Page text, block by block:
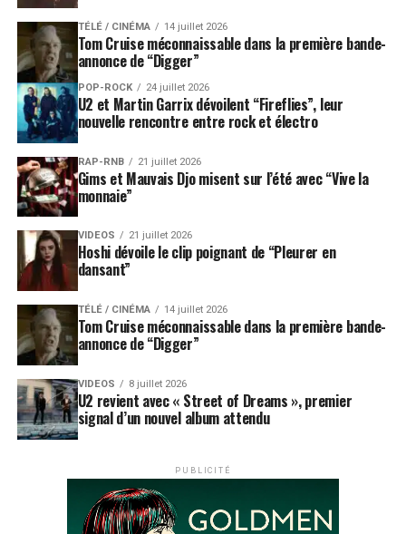
émotion et mémoire du cinéma
Cette édition 2026 du Festival de Cannes confirme une
nouvelle fois la force médiatique de l’événement. Entre
les films en compétition, les montées des marches, les
stars internationales et les hommages prestigieux, la
Croisette concentre pendant douze jours l’attention du
cinéma mondial.
L’absence de Barbra Streisand ajoute une note plus
intime à cette mécanique spectaculaire. Elle rappelle
que derrière les symboles, les récompenses et les
cérémonies, il y a aussi des trajectoires humaines, des
corps fatigués, des carrières longues et des artistes
entrés dans une autre temporalité.
LaPalme d’or d’honneurqui lui est destinée garde
donc toute sa valeur. Elle vient saluer une artiste totale,
dont la carrière a traversé les scènes, les studios, les
générations et les formats. Même loin de Cannes, Barbra
Streisand reste au centre d’un hommage qui dépasse
LES FILMS ET ALBUMS DE BARBRA STREISAND
SONT DISPONIBLES ICI
TÉLÉ / CINÉMA 14 juillet 2026
Tom Cruise méconnaissable dans la première bande-
annonce de “Digger”
POP-ROCK 24 juillet 2026
U2 et Martin Garrix dévoilent “Fireflies”, leur
nouvelle rencontre entre rock et électro
RAP-RNB 21 juillet 2026
Gims et Mauvais Djo misent sur l’été avec “Vive la
monnaie”
VIDEOS 21 juillet 2026
Hoshi dévoile le clip poignant de “Pleurer en
dansant”
TÉLÉ / CINÉMA 14 juillet 2026
Tom Cruise méconnaissable dans la première bande-
annonce de “Digger”
VIDEOS 8 juillet 2026
U2 revient avec « Street of Dreams », premier
signal d’un nouvel album attendu
PUBLICITÉ